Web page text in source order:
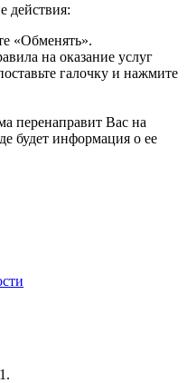
действия:
«Обменять».
на оказание услуг
галочку и нажмите
перенаправит Вас на
будет информация о ее